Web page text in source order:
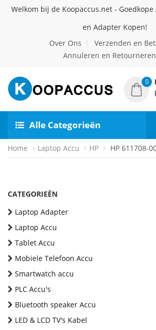
Welkom bij de Koopaccus.net -
en Adapter Kopen!
Over Ons
Verzenden en
Annuleren en Retourneren
0
Alle Categorieën
Home Laptop Accu HP HP 611708-
CATEGORIEËN
Laptop Adapter
Laptop Accu
Tablet Accu
Mobiele Telefoon Accu
Smartwatch accu
PLC Accu's
Bluetooth speaker Accu
LED & LCD TV's Kabel